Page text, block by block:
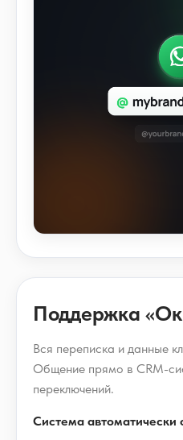
Поддержка
Вся переписка и данные
Общение прямо в CRM-
переключений.
Система автоматически